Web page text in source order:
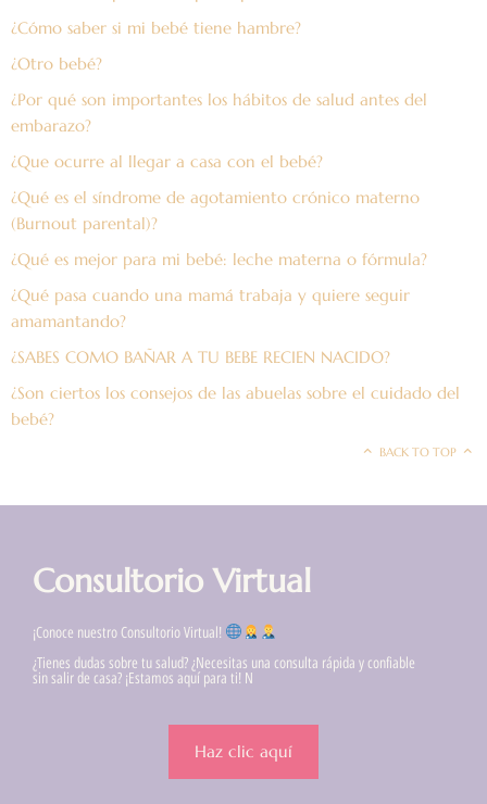
¿Cómo saber si mi bebé tiene hambre?
¿Otro bebé?
¿Por qué son importantes los hábitos de salud antes del
embarazo?
¿Que ocurre al llegar a casa con el bebé?
¿Qué es el síndrome de agotamiento crónico materno
(Burnout parental)?
¿Qué es mejor para mi bebé: leche materna o fórmula?
¿Qué pasa cuando una mamá trabaja y quiere seguir
amamantando?
¿SABES COMO BAÑAR A TU BEBE RECIEN NACIDO?
¿Son ciertos los consejos de las abuelas sobre el cuidado del
bebé?
BACK TO TOP
Consultorio Virtual
¡Conoce nuestro Consultorio Virtual!
¿Tienes dudas sobre tu salud? ¿Necesitas una consulta rápida y confiable
sin salir de casa? ¡Estamos aquí para ti! N
Haz clic aquí